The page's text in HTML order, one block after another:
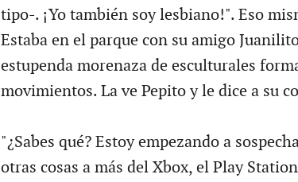
tipo-. ¡Yo también soy lesbiano!". Eso
Estaba en el parque con su amigo
estupenda morenaza de esculturales
movimientos. La ve Pepito y le dice a su
"¿Sabes qué? Estoy empezando a
otras cosas a más del Xbox, el Play